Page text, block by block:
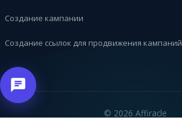
Создание кампании
Создание ссылок для продвижения кампаний
© 2026 Affiracle